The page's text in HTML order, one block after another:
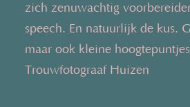
zich zenuwachtig
speech. En natuurlijk de kus.
maar ook kleine
Trouwfotograaf Huizen